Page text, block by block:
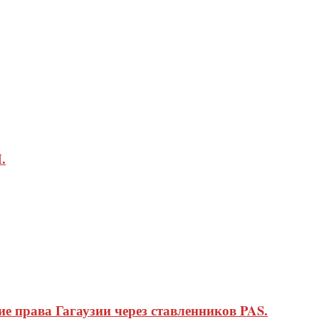
Гагаузии через ставленников PAS.